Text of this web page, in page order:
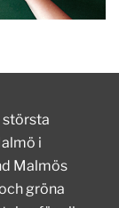
största
i
Malmös
gröna